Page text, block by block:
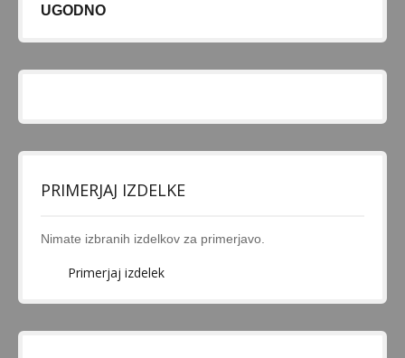
UGODNO
PRIMERJAJ IZDELKE
Nimate izbranih izdelkov za primerjavo.
Primerjaj izdelek